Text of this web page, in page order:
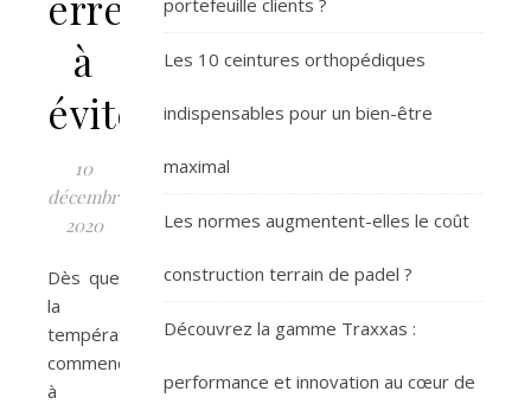
à
éviter
10
décembre
2020
Dès que
la
température
commence
à
portefeuille clients ?
Les 10 ceintures orthopédiques
indispensables pour un bien-être
maximal
Les normes augmentent-elles le coût
construction terrain de padel ?
Découvrez la gamme Traxxas :
performance et innovation au cœur de